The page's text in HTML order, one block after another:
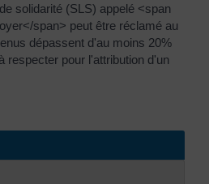
solidarité (SLS) appelé <span
span> peut être réclamé au
dépassent d'au moins 20%
respecter pour l'attribution d'un